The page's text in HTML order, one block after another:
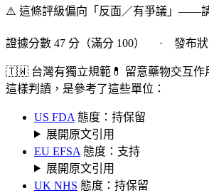
⚠️ 這條評級偏向「反面／有爭議」——
證據分數 47 分（滿分 100） · 發布狀
🇹🇼 台灣有獨立規範 💊 留意藥物交互作
這樣判讀，是參考了這些單位：
US FDA 態度：持保留
展開原文引用
EU EFSA 態度：支持
展開原文引用
UK NHS 態度：持保留